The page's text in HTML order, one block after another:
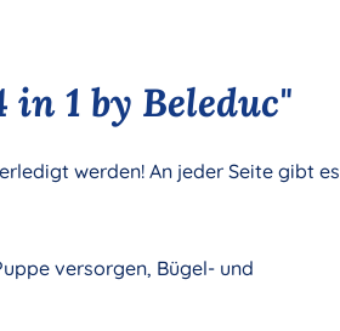
1 by Beleduc"
werden! An jeder Seite gibt es
versorgen, Bügel- und